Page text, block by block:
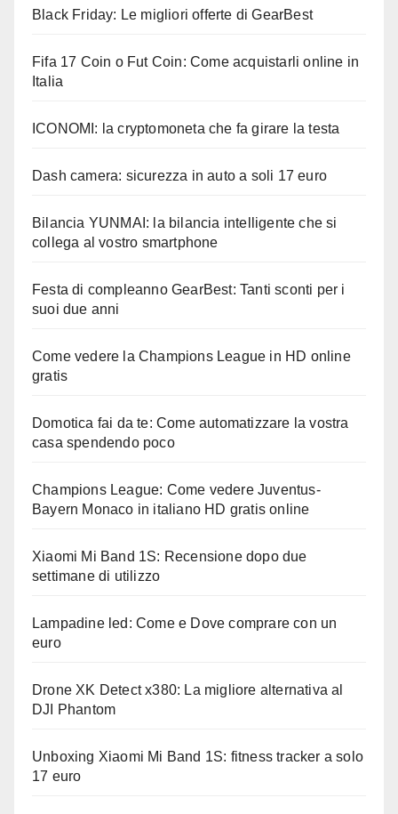
Black Friday: Le migliori offerte di GearBest
Fifa 17 Coin o Fut Coin: Come acquistarli online in
Italia
ICONOMI: la cryptomoneta che fa girare la testa
Dash camera: sicurezza in auto a soli 17 euro
Bilancia YUNMAI: la bilancia intelligente che si
collega al vostro smartphone
Festa di compleanno GearBest: Tanti sconti per i
suoi due anni
Come vedere la Champions League in HD online
gratis
Domotica fai da te: Come automatizzare la vostra
casa spendendo poco
Champions League: Come vedere Juventus-
Bayern Monaco in italiano HD gratis online
Xiaomi Mi Band 1S: Recensione dopo due
settimane di utilizzo
Lampadine led: Come e Dove comprare con un
euro
Drone XK Detect x380: La migliore alternativa al
DJI Phantom
Unboxing Xiaomi Mi Band 1S: fitness tracker a solo
17 euro